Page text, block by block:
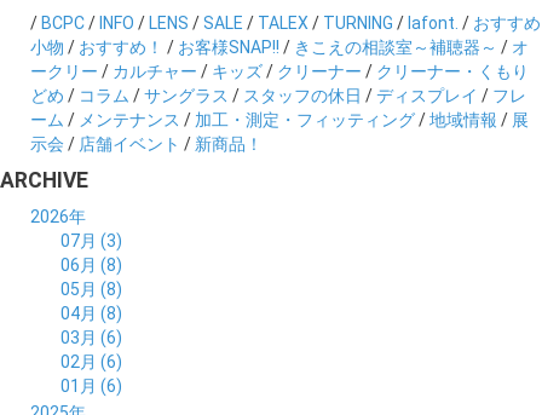
/ BCPC/ INFO / LENS /SALE / TALEX / TURNING / lafont. / おすすめ
小物 / おすすめ！ / お客様SNAP!! / きこえの相談室～補聴器～ / オ
ークリー / カルチャー / キッズ/ クリーナー / クリーナー・くもり
どめ / コラム /サングラス / スタッフの休日 /ディスプレイ / フレ
ーム / メンテナンス / 加工・測定・フィッティング/地域情報 / 展
示会 / 店舗イベント / 新商品！
ARCHIVE
2026年
07月 (3)
06月 (8)
05月 (8)
04月 (8)
03月 (6)
02月 (6)
01月 (6)